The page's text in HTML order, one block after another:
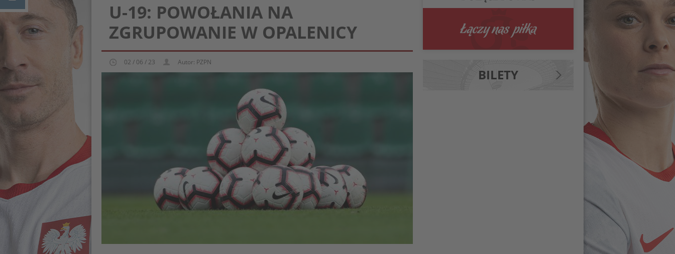
U-19: POWOŁANIA NA
ZGRUPOWANIE W OPALENICY
02 / 06 / 23 Autor: PZPN
BILETY